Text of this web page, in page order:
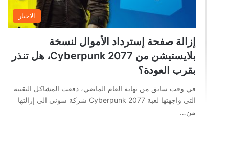
الاخبار
إزالة صفحة إسترداد الأموال لنسخة
بلايستيشن من Cyberpunk 2077، هل تنذر
بقرب العودة؟
في وقت سابق من نهاية العام الماضي، دفعت المشاكل التقنية
التي واجهتها لعبة Cyberpunk 2077 شركة سوني الى إزالتها
من…